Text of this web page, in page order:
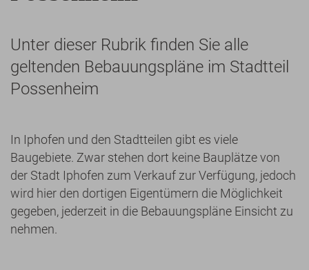
Unter dieser Rubrik finden Sie alle
geltenden Bebauungspläne im Stadtteil
Possenheim
In Iphofen und den Stadtteilen gibt es viele
Baugebiete. Zwar stehen dort keine Bauplätze von
der Stadt Iphofen zum Verkauf zur Verfügung, jedoch
wird hier den dortigen Eigentümern die Möglichkeit
gegeben, jederzeit in die Bebauungspläne Einsicht zu
nehmen.